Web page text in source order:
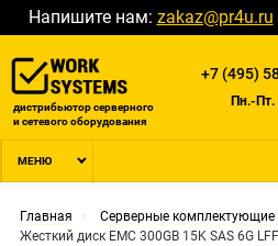
Напишите нам: zakaz@pr4u.ru
дистрибьютор серверного
и сетевого оборудования
+7 (495)
Пн.-Пт.
МЕНЮ
Главная Серверные комплектующие
Жесткий диск EMC 300GB 15K SAS 6G